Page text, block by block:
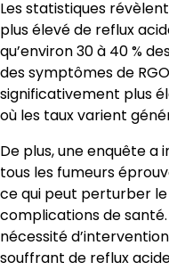
Les statistiques
plus élevé de reflux
qu’environ 30 à 40 %
des symptômes de
significativement plus
où les taux varient
De plus, une enquête a
tous les fumeurs
ce qui peut perturber
complications de
nécessité
souffrant de reflux